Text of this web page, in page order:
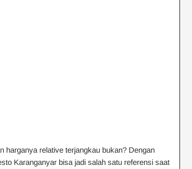
harganya relative terjangkau bukan? Dengan
Karanganyar bisa jadi salah satu referensi saat